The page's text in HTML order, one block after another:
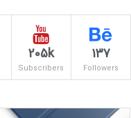
137
Followers
205k
Subscribers